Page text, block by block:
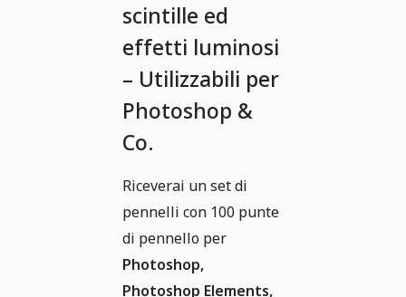
scintille ed
effetti luminosi
– Utilizzabili per
Photoshop &
Co.
Riceverai un set di
pennelli con 100 punte
di pennello per
Photoshop,
Photoshop Elements,